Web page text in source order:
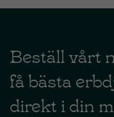
Beställ vårt
få bästa
direkt i din